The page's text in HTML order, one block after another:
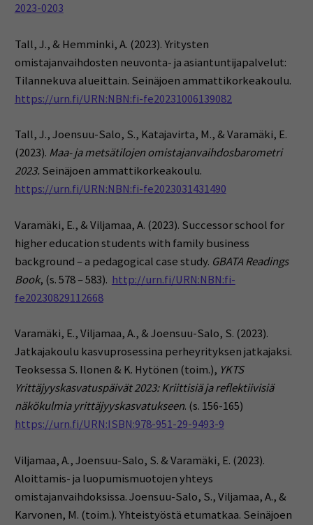
2023-0203
Tall, J., & Hemminki, A. (2023). Yritysten
omistajanvaihdosten neuvonta- ja asiantuntijapalvelut:
Tilannekuva alueittain. Seinäjoen ammattikorkeakoulu.
https://urn.fi/URN:NBN:fi-fe20231006139082
Tall, J., Joensuu-Salo, S., Katajavirta, M., & Varamäki, E.
(2023). Maa- ja metsätilojen omistajanvaihdosbarometri
2023. Seinäjoen ammattikorkeakoulu.
https://urn.fi/URN:NBN:fi-fe2023031431490
Varamäki, E., & Viljamaa, A. (2023). Successor school for
higher education students with family business
background – a pedagogical case study. GBATA Readings
Book, (s. 578 – 583). http://urn.fi/URN:NBN:fi-
fe20230829112668
Varamäki, E., Viljamaa, A., & Joensuu-Salo, S. (2023).
Jatkajakoulu kasvuprosessina perheyrityksen jatkajaksi.
Teoksessa S. Ilonen & K. Hytönen (toim.), YKTS
Yrittäjyyskasvatuspäivät 2023: Kriittisiä ja reflektiivisiä
näkökulmia yrittäjyyskasvatukseen. (s. 156-165)
https://urn.fi/URN:ISBN:978-951-29-9493-9
Viljamaa, A., Joensuu-Salo, S. & Varamäki, E. (2023).
Aloittamis- ja luopumismuotojen yhteys
omistajanvaihdoksissa. Joensuu-Salo, S., Viljamaa, A., &
Karvonen, M. (toim.). Yhteistyöstä etumatkaa. Seinäjoen